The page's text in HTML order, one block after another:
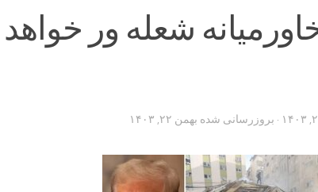
شعله ور خواهد
· بروزرسانی شده بهمن ۲۲, ۱۴۰۳